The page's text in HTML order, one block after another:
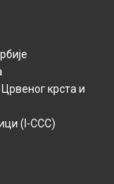
крста и
(I-CCC)